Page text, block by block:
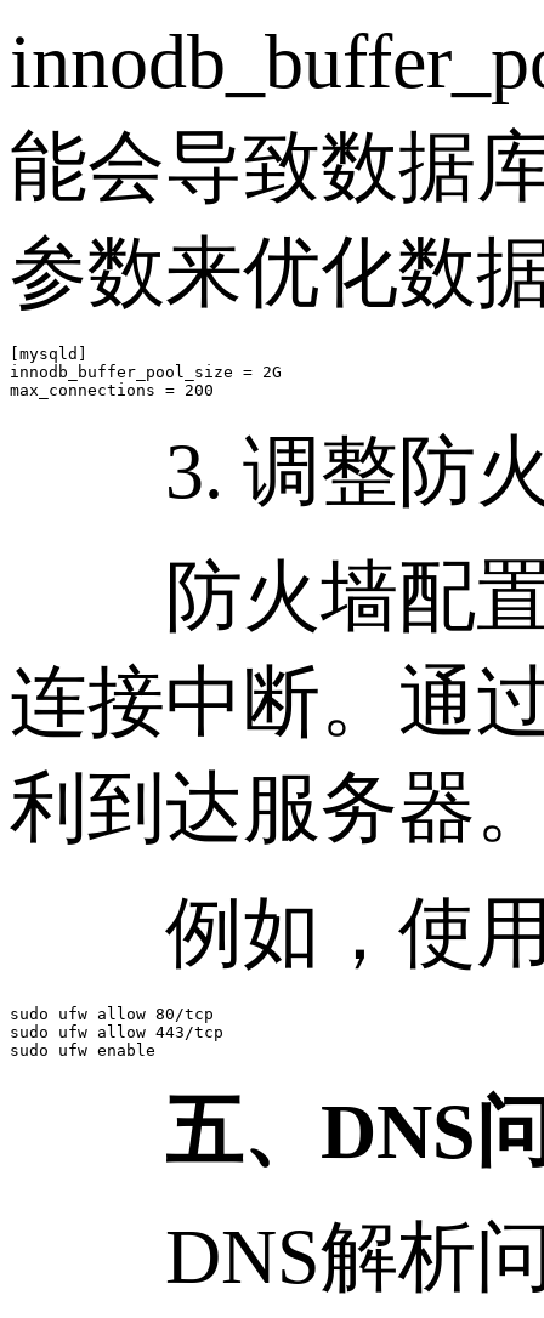
能会导致数据
参数来优化数
[mysqld]
innodb_buffer_pool_size = 2G
3. 调整防火
防火墙配置
连接中断。通
利到达服务器
例如，使用
sudo ufw allow 80/tcp
sudo ufw allow 443/tcp
五、DNS
DNS解析问